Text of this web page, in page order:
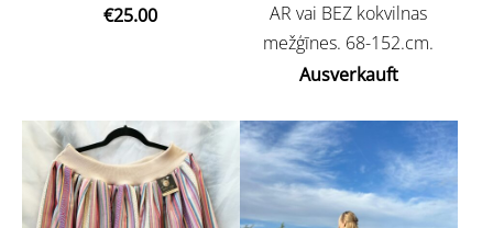
€25.00
AR vai BEZ kokvilnas
mežģīnes. 68-152.cm.
Ausverkauft